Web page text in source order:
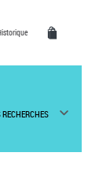
RECHERCHES